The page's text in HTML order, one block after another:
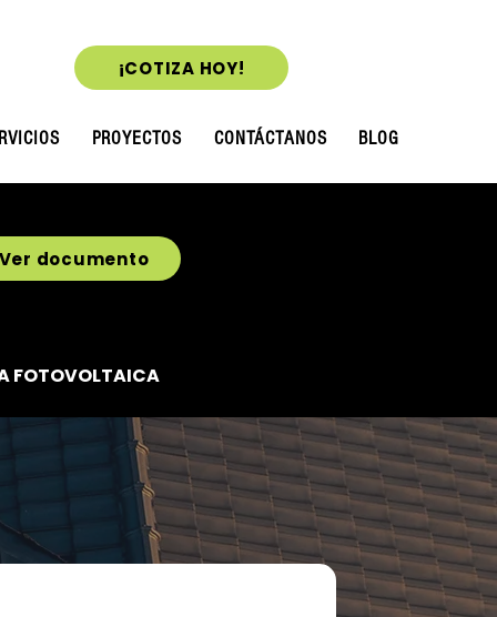
¡COTIZA HOY!
PROYECTOS CONTÁCTANOS BLOG
documento
FOTOVOLTAICA